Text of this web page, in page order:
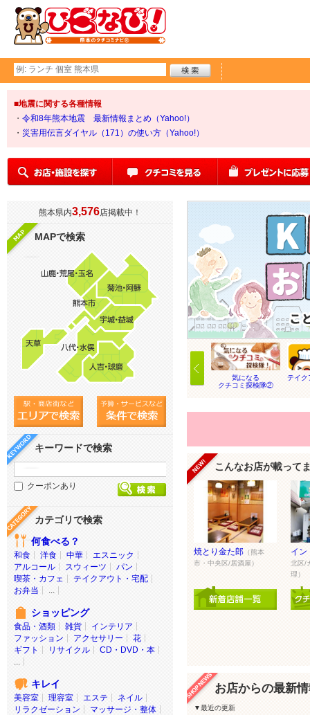
■地震に関する各種情報
・ 令和8年熊本地震 最新情報まとめ（Yahoo!）
・ 災害用伝言ダイヤル（171）の使い方（Yahoo!）
熊本県内3,576店掲載中！
MAPで検索
キーワードで検索
クーポンあり
カテゴリで検索
何食べる？
和食 洋食 中華
エスニック
アルコール
スウィーツ
パン
喫茶・カフェ
テイクアウト・宅配
お弁当
...
ショッピング
食品・酒類 雑貨
インテリア
ファッション
アクセサリー
花
ギフト
リサイクル
CD・DVD・本
...
キレイ
美容室 理容室 エステ
ネイル
リラクゼーション
マッサージ・整体
気になる
クチコミ探検隊②
テイク
こんなお店が載って
焼とり金た郎 （熊本
市・中央区/居酒屋）
イン
北区/
理）
お店からの最新
▼最近の更新